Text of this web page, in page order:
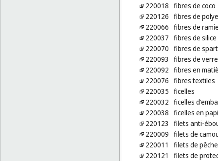
220018 fibres de coco
220126 fibres de
220066 fibres de
220037 fibres de
220070 fibres de spart
220093
fibres de
220092 fibres en
220076 fibres textiles
220035 ficelles
220032 ficelles
220038 ficelles en
220123
filets anti-
220009 filets de
220011
filets de
220121
filets de